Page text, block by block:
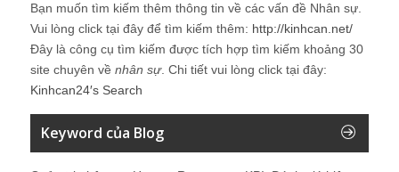
Bạn muốn tìm kiếm thêm thông tin về các vấn đề Nhân sự
Vui lòng click tại đây để tìm kiếm thêm: http://kinhcan.net/
Đây là công cụ tìm kiếm được tích hợp tìm kiếm khoảng 30
site chuyên về nhân sự. Chi tiết vui lòng click tại đây:
Kinhcan24′s Search
Keyword của Blog